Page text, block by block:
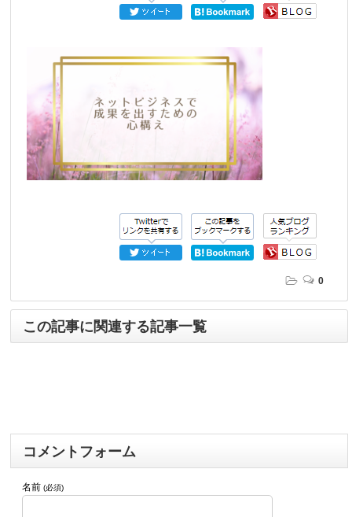
0
この記事に関連する記事一覧
コメントフォーム
名前(必須)